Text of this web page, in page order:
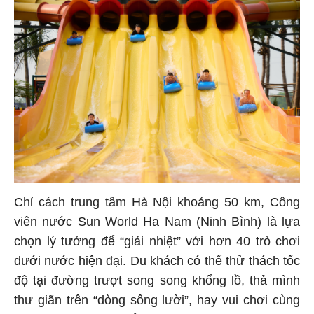
Chỉ cách trung tâm Hà Nội khoảng 50 km, Công
viên nước Sun World Ha Nam (Ninh Bình) là lựa
chọn lý tưởng để “giải nhiệt” với hơn 40 trò chơi
dưới nước hiện đại. Du khách có thể thử thách tốc
độ tại đường trượt song song khổng lồ, thả mình
thư giãn trên “dòng sông lười”, hay vui chơi cùng